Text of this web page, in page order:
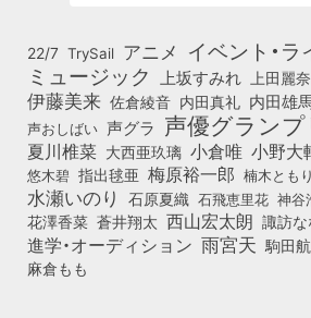
22/7 TrySail アニメ イベント・ラ
ミュージック 上坂すみれ 上田麗奈
伊藤美来 佐倉綾音 内田真礼 内田雄
声おしばい 声グラ 声優グランプ
夏川椎菜 大西亜玖璃 小倉唯 小野大
悠木碧 指出毬亜 梅原裕一郎 楠木ともり
水瀬いのり 石原夏織 石飛恵里花 神谷
花澤香菜 蒼井翔太 西山宏太朗 諏訪
進学・オーディション 雨宮天 駒田航
麻倉もも